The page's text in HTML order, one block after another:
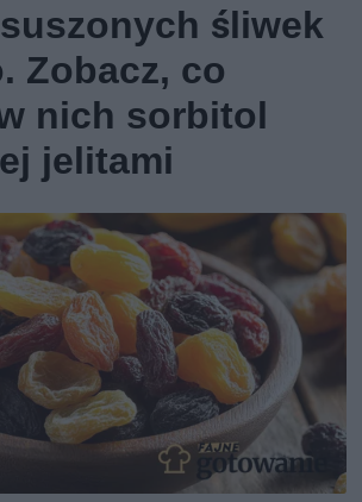
suszonych śliwek
Zobacz, co
nich sorbitol
jelitami